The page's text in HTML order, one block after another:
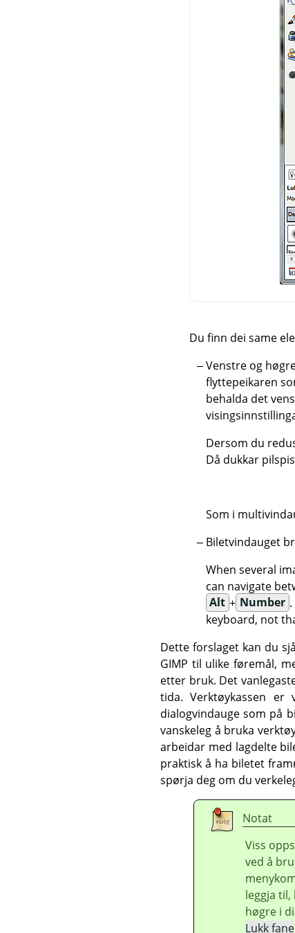
Du finn dei same
Venstre og
flyttepeikaren
behalda det
Dersom du
Då dukkar
Som i
Biletvindauget
When several
can navigate
Alt + Number .
keyboard, not
Dette forslaget kan du
GIMP til ulike føremål,
etter bruk. Det
tida. Verktøykassen
dialogvindauge som på
vanskeleg å bruka
arbeidar med lagdelte
praktisk å ha biletet
spørja deg om du
Notat
Viss
ved å
leggja
høgre i
Lukk fane